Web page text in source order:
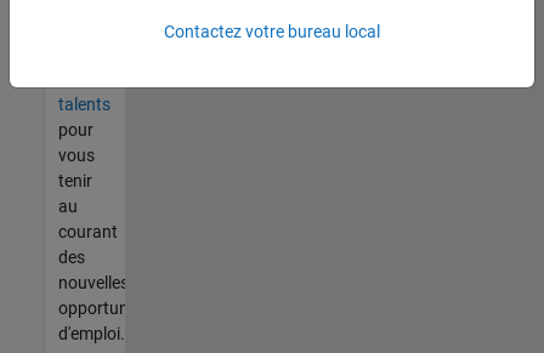
talents
pour
vous
tenir
au
courant
des
nouvelles
opportunités
d'emploi.
Contactez votre bureau local